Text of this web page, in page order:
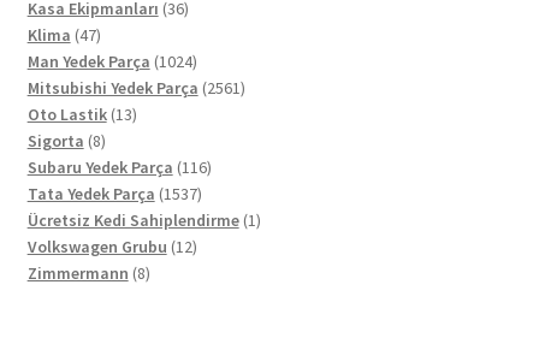
Kasa Ekipmanları 3636
Klima 4747
ürün
Man Yedek Parça 10241024
ürün
Mitsubishi Yedek Parça 25612561
Oto Lastik 1313
Sigorta 88
ürün
Subaru Yedek Parça 116116
Tata Yedek Parça 15371537
ürün
Ücretsiz Kedi Sahiplendirme 11
Volkswagen Grubu 1212
Zimmermann 88